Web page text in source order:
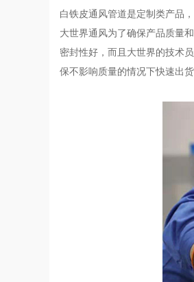
白铁皮通风管道是定制类产品
大世界通风为了确保产品质量
密封性好，而且大世界的技术
保不影响质量的情况下快速出货